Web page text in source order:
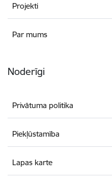
Projekti
Par mums
Noderīgi
Privātuma politika
Piekļūstamība
Lapas karte